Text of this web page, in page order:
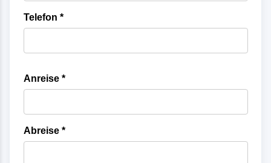
Telefon *
Anreise *
Abreise *